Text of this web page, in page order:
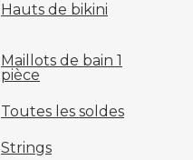
Hauts de bikini
Maillots de bain 1
pièce
Toutes les soldes
Strings